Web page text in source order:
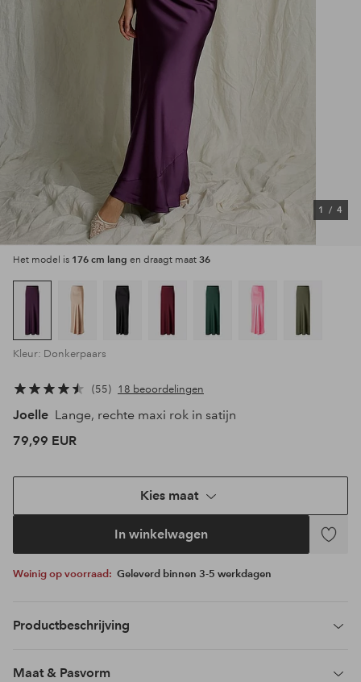
1 / 4
Het model is 176 cm lang en draagt maat 36
Kleur: Donkerpaars
55 18 beoordelingen
Joelle Lange, rechte maxi rok in satijn
79,99 EUR
Kies maat
In winkelwagen
Weinig op voorraad: Geleverd binnen 3-5 werkdagen
Productbeschrijving
Maat & Pasvorm